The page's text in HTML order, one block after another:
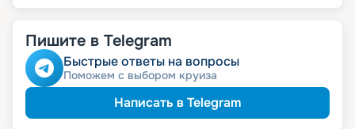
Пишите в Telegram
Быстрые ответы на вопросы
Поможем с выбором круиза
Написать в Telegram